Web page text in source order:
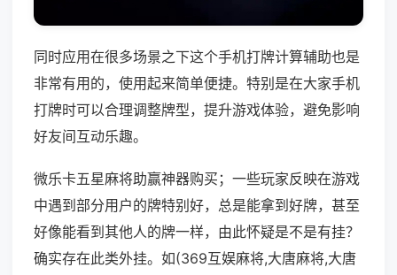
同时应用在很多场景之下这个手机打牌计算辅助也是
非常有用的，使用起来简单便捷。特别是在大家手机
打牌时可以合理调整牌型，提升游戏体验，避免影响
好友间互动乐趣。
微乐卡五星麻将助赢神器购买；一些玩家反映在游戏
中遇到部分用户的牌特别好，总是能拿到好牌，甚至
好像能看到其他人的牌一样，由此怀疑是不是有挂？
确实存在此类外挂。如(369互娱麻将,大唐麻将,大唐